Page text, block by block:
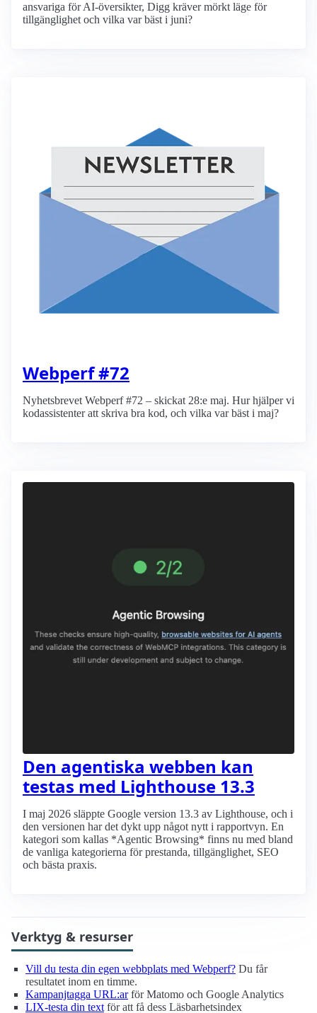
ansvariga för AI-översikter, Digg kräver mörkt läge för
tillgänglighet och vilka var bäst i juni?
Webperf #72
Nyhetsbrevet Webperf #72 – skickat 28:e maj. Hur hjälper vi
kodassistenter att skriva bra kod, och vilka var bäst i maj?
Den agentiska webben kan
testas med Lighthouse 13.3
I maj 2026 släppte Google version 13.3 av Lighthouse, och i
den versionen har det dykt upp något nytt i rapportvyn. En
kategori som kallas *Agentic Browsing* finns nu med bland
de vanliga kategorierna för prestanda, tillgänglighet, SEO
och bästa praxis.
Verktyg & resurser
Vill du testa din egen webbplats med Webperf? Du får
resultatet inom en timme.
Kampanjtagga URL:arför Matomo och Google Analytics
LIX-testa din text för att få dess Läsbarhetsindex